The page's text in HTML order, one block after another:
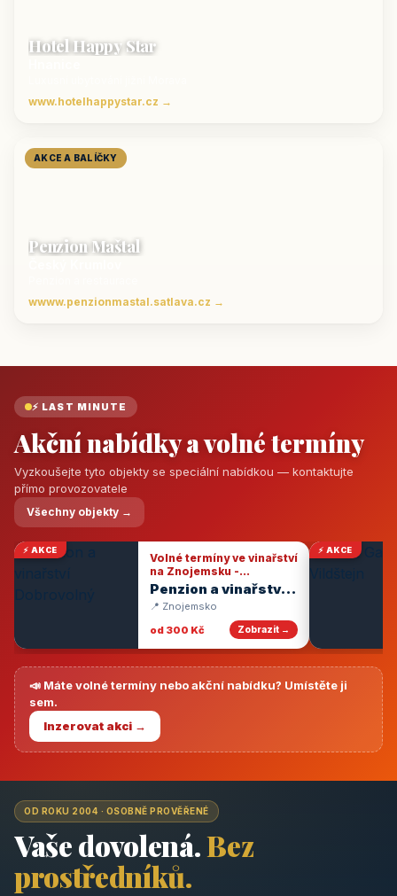
Hotel Happy Star
www.hotelhappystar.cz →
AKCE A BALÍČKY
Penzion Maštal
wwww.penzionmastal.satlava.cz →
⚡ LAST MINUTE
Akční nabídky a volné termíny
Vyzkoušejte tyto objekty se speciální nabídkou — kontaktujte
přímo provozovatele
Všechny objekty →
⚡ AKCE
Volné termíny ve vinařství
na Znojemsku -
degustace vín
Penzion a vinařství
Dobrovolný
📍 Znojemsko
od 300 Kč
Zobrazit →
⚡ AKCE
📣 Máte volné termíny nebo akční nabídku? Umístěte ji
sem.
Inzerovat akci →
OD ROKU 2004 · OSOBNĚ PROVĚŘENÉ
Vaše dovolená.Bez
prostředníků.